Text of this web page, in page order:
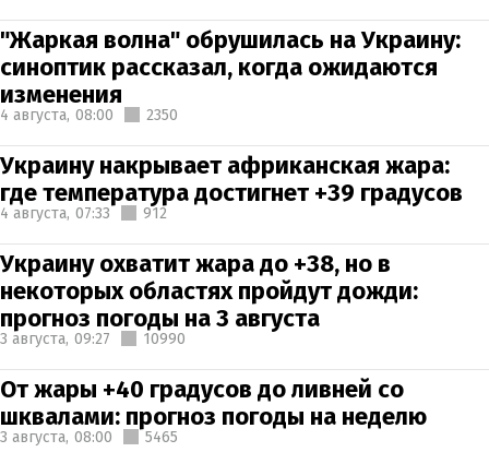
"Жаркая волна" обрушилась на Украину:
синоптик рассказал, когда ожидаются
изменения
4 августа, 08:00 2350
Украину накрывает африканская жара:
где температура достигнет +39 градусов
4 августа, 07:33 912
Украину охватит жара до +38, но в
некоторых областях пройдут дожди:
прогноз погоды на 3 августа
3 августа, 09:27 10990
От жары +40 градусов до ливней со
шквалами: прогноз погоды на неделю
3 августа, 08:00 5465